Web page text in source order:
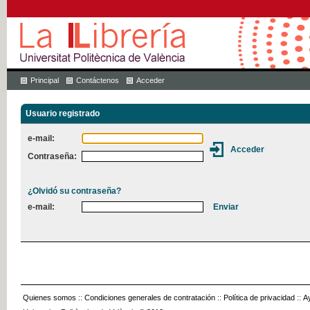
Principal Contáctenos Acceder
Usuario registrado
e-mail:
Contraseña:
¿Olvidó su contraseña?
e-mail:
Quienes somos :: Condiciones generales de contratación :: Política de privacidad ::